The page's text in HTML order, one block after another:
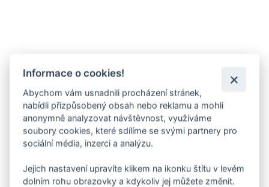
Informace o cookies!
Abychom vám usnadnili procházení stránek,
nabídli přizpůsobený obsah nebo reklamu a mohli
anonymně analyzovat návštěvnost, využíváme
soubory cookies, které sdílíme se svými partnery pro
sociální média, inzerci a analýzu.
Jejich nastavení upravíte klikem na ikonku štítu v levém
dolním rohu obrazovky a kdykoliv jej můžete změnit.